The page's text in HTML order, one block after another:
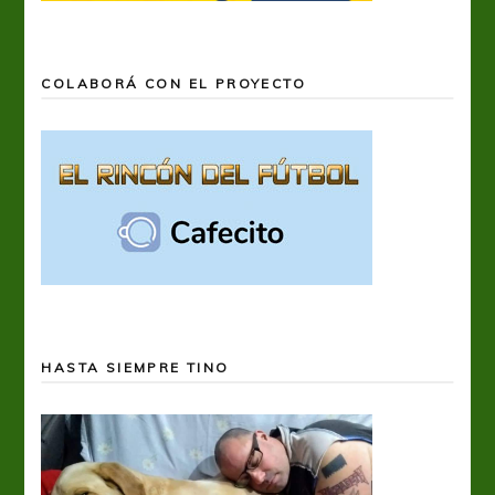
COLABORÁ CON EL PROYECTO
HASTA SIEMPRE TINO